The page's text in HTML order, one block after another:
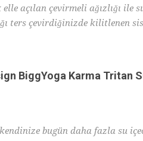
açılan çevirmeli ağızlığı ile
ters çevirdiğinizde kilitlenen
349,90 ₺
BiggYoga Karma Tritan
bugün daha fazla su